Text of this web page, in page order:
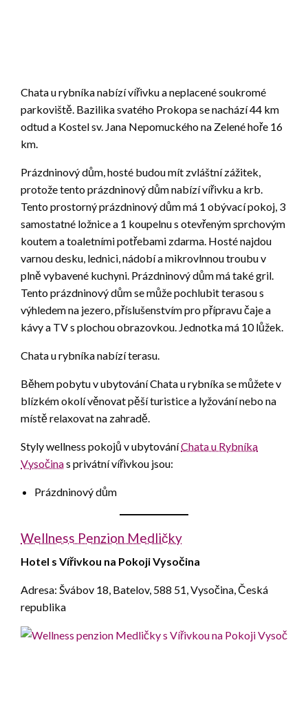
Chata u rybníka nabízí vířivku a neplacené soukromé
parkoviště. Bazilika svatého Prokopa se nachází 44 km
odtud a Kostel sv. Jana Nepomuckého na Zelené hoře 16
km.
Prázdninový dům, hosté budou mít zvláštní zážitek,
protože tento prázdninový dům nabízí vířivku a krb.
Tento prostorný prázdninový dům má 1 obývací pokoj, 3
samostatné ložnice a 1 koupelnu s otevřeným sprchovým
koutem a toaletními potřebami zdarma. Hosté najdou
varnou desku, lednici, nádobí a mikrovlnnou troubu v
plně vybavené kuchyni. Prázdninový dům má také gril.
Tento prázdninový dům se může pochlubit terasou s
výhledem na jezero, příslušenstvím pro přípravu čaje a
kávy a TV s plochou obrazovkou. Jednotka má 10 lůžek.
Chata u rybníka nabízí terasu.
Během pobytu v ubytování Chata u rybníka se můžete v
blízkém okolí věnovat pěší turistice a lyžování nebo na
místě relaxovat na zahradě.
Styly wellness pokojů v ubytováníChata u Rybníka
Vysočinas privátní vířivkou jsou:
Prázdninový dům
Wellness Penzion Medličky
Hotel s Vířivkou na Pokoji Vysočina
Adresa: Švábov 18, Batelov, 588 51, Vysočina, Česká
republika